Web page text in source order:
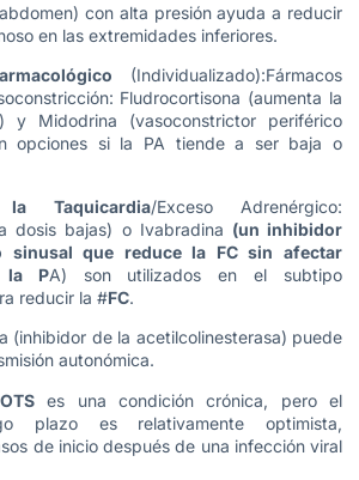
con alta presión ayuda a reducir
en las extremidades inferiores.
(Individualizado):Fármacos
Fludrocortisona (aumenta la
y Midodrina (vasoconstrictor periférico
opciones si la PA tiende a ser baja o
Taquicardia/Exceso Adrenérgico:
dosis bajas) o Ivabradina (un inhibidor
sinusal que reduce la FC sin afectar
la PA) son utilizados en el subtipo
reducir la #FC.
(inhibidor de la acetilcolinesterasa) puede
autonómica.
es una condición crónica, pero el
plazo es relativamente optimista,
de inicio después de una infección viral